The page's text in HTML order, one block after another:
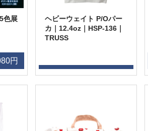
色展
円
ヘビーウェイト P/Oパー
カ｜12.4oz｜HSP-136｜
TRUSS